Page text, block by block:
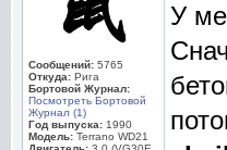
Сообщений: 5765
Откуда: Рига
Бортовой Журнал:
Посмотреть Бортовой
Журнал (1)
Год выпуска: 1990
Модель: Terrano WD21
У